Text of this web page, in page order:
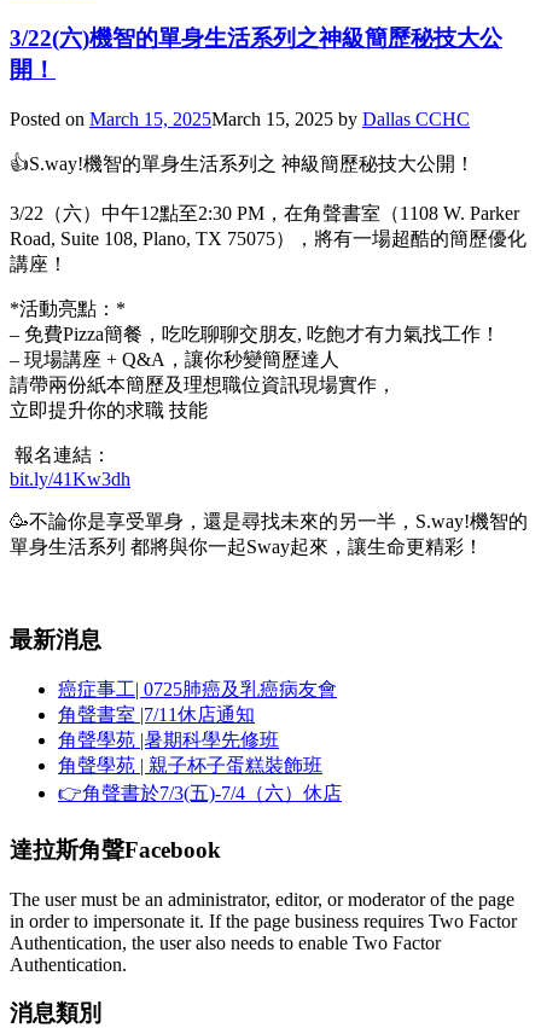
3/22(六)機智的單身生活系列之神級簡歷秘技大公
開！
Posted on March 15, 2025March 15, 2025 by Dallas CCHC
👍S.way!機智的單身生活系列之 神級簡歷秘技大公開！
3/22（六）中午12點至2:30 PM，在角聲書室（1108 W. Parker
Road, Suite 108, Plano, TX 75075），將有一場超酷的簡歷優化
講座！
*活動亮點：*
– 免費Pizza簡餐，吃吃聊聊交朋友, 吃飽才有力氣找工作！
– 現場講座 + Q&A，讓你秒變簡歷達人
請帶兩份紙本簡歷及理想職位資訊現場實作，
立即提升你的求職 技能
報名連結：
bit.ly/41Kw3dh
🥳不論你是享受單身，還是尋找未來的另一半，S.way!機智的
單身生活系列 都將與你一起Sway起來，讓生命更精彩！
最新消息
癌症事工| 0725肺癌及乳癌病友會
角聲書室 |7/11休店通知
角聲學苑 |暑期科學先修班
角聲學苑 | 親子杯子蛋糕裝飾班
👉角聲書於7/3(五)-7/4（六）休店
達拉斯角聲Facebook
The user must be an administrator, editor, or moderator of the page
in order to impersonate it. If the page business requires Two Factor
Authentication, the user also needs to enable Two Factor
Authentication.
消息類別